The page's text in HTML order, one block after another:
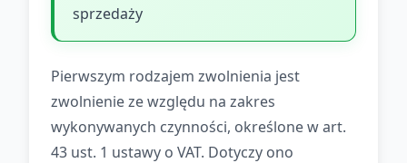
sprzedaży
Pierwszym rodzajem zwolnienia jest
zwolnienie ze względu na zakres
wykonywanych czynności, określone w art.
43 ust. 1 ustawy o VAT. Dotyczy ono